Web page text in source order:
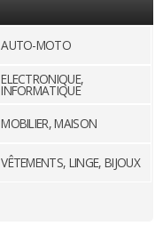
AUTO-MOTO
ELECTRONIQUE,
INFORMATIQUE
MOBILIER, MAISON
VÊTEMENTS, LINGE, BIJOUX